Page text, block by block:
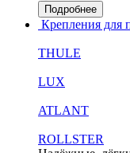
Подробнее
Крепления для
THULE
LUX
ATLANT
ROLLSTER